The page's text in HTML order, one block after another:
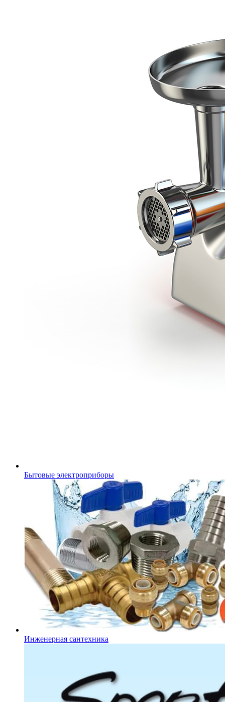
Бытовые электроприборы
Инженерная сантехника